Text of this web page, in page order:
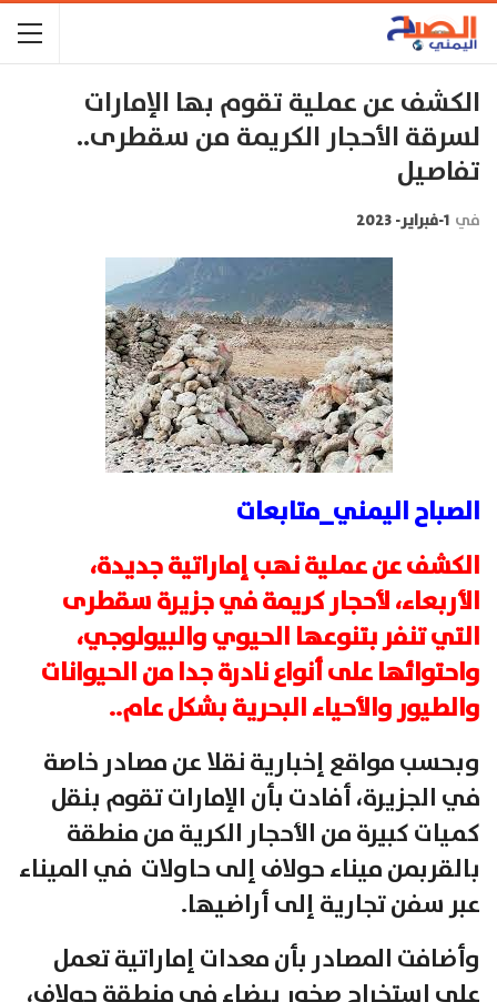
الكشف عن عملية تقوم بها الإمارات
لسرقة الأحجار الكريمة من سقطرى..
تفاصيل
في 1-فبراير- 2023
الصباح اليمني_متابعات
الكشف عن عملية نهب إماراتية جديدة،
الأربعاء، لأحجار كريمة في جزيرة سقطرى
التي تنفر بتنوعها الحيوي والبيولوجي،
واحتوائها على أنواع نادرة جدا من الحيوانات
والطيور والأحياء البحرية بشكل عام..
وبحسب مواقع إخبارية نقلا عن مصادر خاصة
في الجزيرة، أفادت بأن الإمارات تقوم بنقل
كميات كبيرة من الأحجار الكرية من منطقة
بالقربمن ميناء حولاف إلى حاولات في الميناء
عبر سفن تجارية إلى أراضيها.
وأضافت المصادر بأن معدات إماراتية تعمل